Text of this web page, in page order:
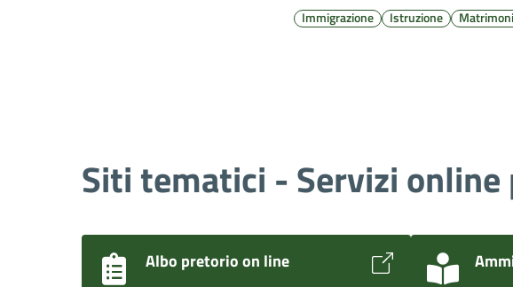
Immigrazione
Istruzione
Siti tematici - Servizi
Albo pretorio on line